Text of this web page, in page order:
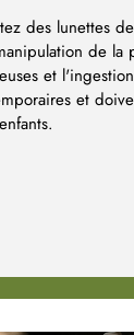
des lunettes
de la
et
et